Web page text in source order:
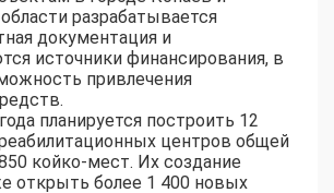
разрабатывается
документация и
источники финансирования, в
привлечения
планируется построить 12
центров общей
койко-мест. Их создание
открыть более 1 400 новых